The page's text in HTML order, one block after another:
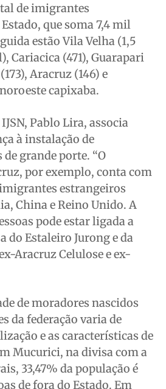
de imigrantes
que soma 7,4 mil
estão Vila Velha (1,5
Cariacica (471), Guarapari
Aracruz (146) e
capixaba.
Pablo Lira, associa
à instalação de
grande porte. “O
por exemplo, conta com
estrangeiros
China e Reino Unido. A
pode estar ligada a
do Estaleiro Jurong e da
Aracruz Celulose e ex-
de moradores nascidos
da federação varia de
e as características de
Mucurici, na divisa com a
33,47% da população é
de fora do Estado. Em